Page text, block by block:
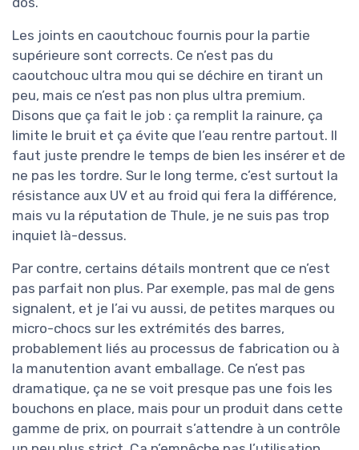
Les joints en caoutchouc fournis pour la partie
supérieure sont corrects. Ce n’est pas du
caoutchouc ultra mou qui se déchire en tirant un
peu, mais ce n’est pas non plus ultra premium.
Disons que ça fait le job : ça remplit la rainure, ça
limite le bruit et ça évite que l’eau rentre partout. Il
faut juste prendre le temps de bien les insérer et de
ne pas les tordre. Sur le long terme, c’est surtout la
résistance aux UV et au froid qui fera la différence,
mais vu la réputation de Thule, je ne suis pas trop
inquiet là-dessus.
Par contre, certains détails montrent que ce n’est
pas parfait non plus. Par exemple, pas mal de gens
signalent, et je l’ai vu aussi, de petites marques ou
micro-chocs sur les extrémités des barres,
probablement liés au processus de fabrication ou à
la manutention avant emballage. Ce n’est pas
dramatique, ça ne se voit presque pas une fois les
bouchons en place, mais pour un produit dans cette
gamme de prix, on pourrait s’attendre à un contrôle